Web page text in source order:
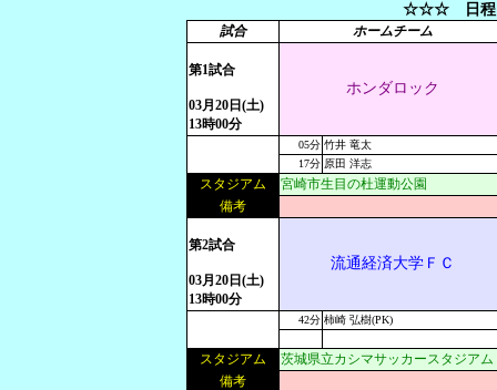
☆☆☆ 日程
試合 ホームチーム
第1試合
03月20日(土)
13時00分
ホンダロック
05分 竹井 竜太
17分 原田 洋志
スタジアム
宮崎市生目の杜運動公園
備考
第2試合
03月20日(土)
13時00分
流通経済大学ＦＣ
42分 柿崎 弘樹(PK)
スタジアム
茨城県立カシマサッカースタジアム
備考